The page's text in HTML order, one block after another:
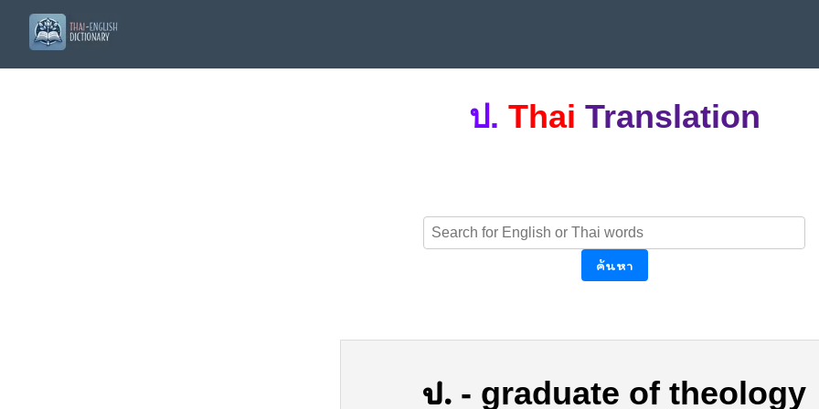
ป. Thai Translation
ค้นหา
ป. - graduate of theology